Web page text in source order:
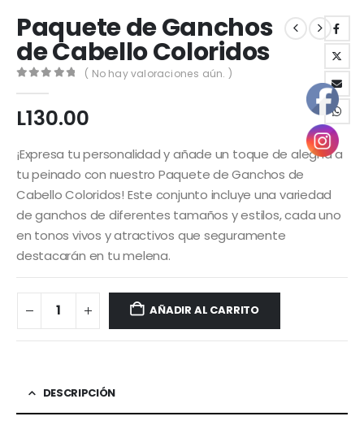
Paquete de Ganchos
de Cabello Coloridos
( No hay valoraciones aún. )
L130.00
¡Expresa tu personalidad y añade un toque de alegría a
tu peinado con nuestro Paquete de Ganchos de
Cabello Coloridos! Este conjunto incluye una variedad
de ganchos de diferentes tamaños y estilos, cada uno
en tonos vivos y atractivos que seguramente
destacarán en tu melena.
AÑADIR AL CARRITO
DESCRIPCIÓN